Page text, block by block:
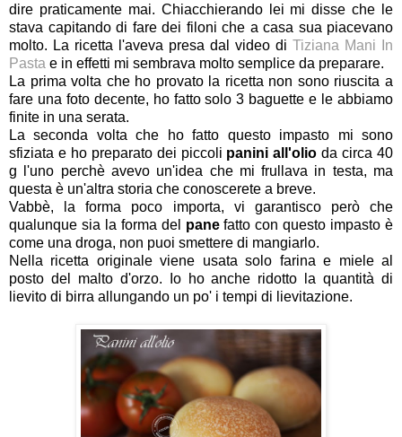
dire praticamente mai. Chiacchierando lei mi disse che le
stava capitando di fare dei filoni che a casa sua piacevano
molto. La ricetta l'aveva presa dal video di Tiziana Mani In
Pasta e in effetti mi sembrava molto semplice da preparare.
La prima volta che ho provato la ricetta non sono riuscita a
fare una foto decente, ho fatto solo 3 baguette e le abbiamo
finite in una serata.
La seconda volta che ho fatto questo impasto mi sono
sfiziata e ho preparato dei piccoli panini all'olio da circa 40
g l'uno perchè avevo un'idea che mi frullava in testa, ma
questa è un'altra storia che conoscerete a breve.
Vabbè, la forma poco importa, vi garantisco però che
qualunque sia la forma del panefatto con questo impasto è
come una droga, non puoi smettere di mangiarlo.
Nella ricetta originale viene usata solo farina e miele al
posto del malto d'orzo. Io ho anche ridotto la quantità di
lievito di birra allungando un po' i tempi di lievitazione.